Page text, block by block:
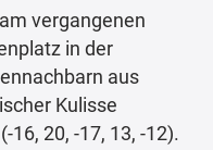
vergangenen
in der
aus
Kulisse
16, 20, -17, 13, -12).